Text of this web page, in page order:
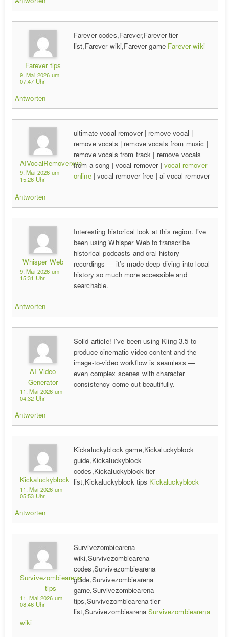
Farever tips
9. Mai 2026 um
07:47 Uhr
Farever codes,Farever,Farever tier
list,Farever wiki,Farever game Farever wiki
Antworten
AIVocalRemoverxyn
9. Mai 2026 um
15:26 Uhr
ultimate vocal remover | remove vocal |
remove vocals | remove vocals from music | ​
remove vocals from track | remove vocals
from a song | vocal remover |vocal remover
online| vocal remover free | ai vocal remover
Antworten
Whisper Web
9. Mai 2026 um
15:31 Uhr
Interesting historical look at this region. I’ve
been using Whisper Web to transcribe
historical podcasts and oral history
recordings — it’s made deep-diving into local
history so much more accessible and
searchable.
Antworten
AI Video
Generator
11. Mai 2026 um
04:32 Uhr
Solid article! I’ve been using Kling 3.5 to
produce cinematic video content and the
image-to-video workflow is seamless —
even complex scenes with character
consistency come out beautifully.
Antworten
Kickaluckyblock
11. Mai 2026 um
05:53 Uhr
Kickaluckyblock game,Kickaluckyblock
guide,Kickaluckyblock
codes,Kickaluckyblock tier
list,Kickaluckyblock tips Kickaluckyblock
Antworten
Survivezombiearena
tips
11. Mai 2026 um
08:46 Uhr
Survivezombiearena
wiki,Survivezombiearena
codes,Survivezombiearena
guide,Survivezombiearena
game,Survivezombiearena
tips,Survivezombiearena tier
list,SurvivezombiearenaSurvivezombiearena
wiki